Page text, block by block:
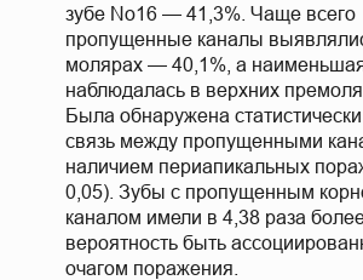
зубе No16 — 41,3%. Чаще всего
пропущенные каналы
молярах — 40,1%, а наименьшая
наблюдалась в верхних
Была обнаружена
связь между пропущенными
наличием периапикальных
0,05). Зубы с пропущенным
каналом имели в 4,38 раза
вероятность быть
очагом поражения.